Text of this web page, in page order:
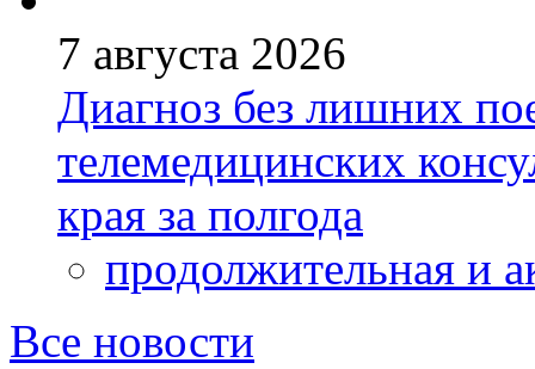
7 августа 2026
Диагноз без лишних
телемедицинских
края за полгода
продолжительная и
Все новости